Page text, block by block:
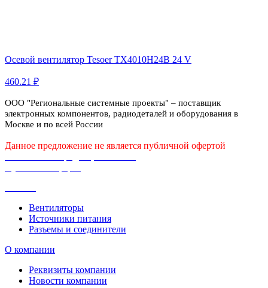
Осевой вентилятор Tesoer TX4010H24B 24 V
460.21 ₽
ООО "Региональные системные проекты" – поставщик
электронных компонентов, радиодеталей и оборудования в
Москве и по всей России
Данное предложение не является публичной офертой
Вентиляторы
Источники питания
Разъемы и соединители
О компании
Реквизиты компании
Новости компании